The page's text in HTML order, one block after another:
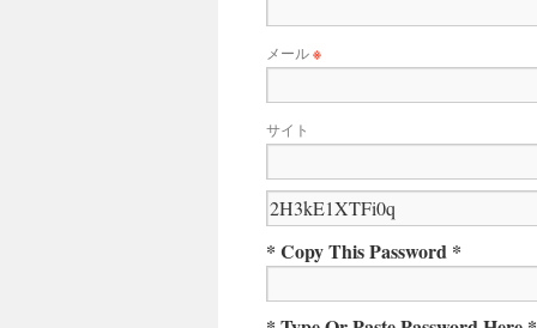
メール※
サイト
* Copy This Password *